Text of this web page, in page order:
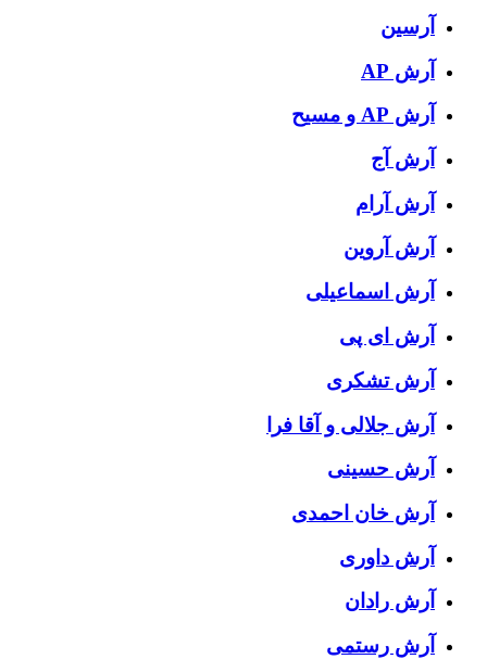
آرسین
آرش AP
آرش AP و مسیح
آرش آج
آرش آرام
آرش آروین
آرش اسماعیلی
آرش ای پی
آرش تشکری
آرش جلالی و آقا فرا
آرش حسینی
آرش خان احمدی
آرش داوری
آرش رادان
آرش رستمى